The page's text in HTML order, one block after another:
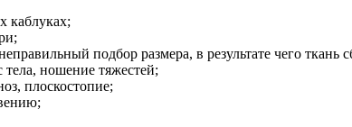
каблуках;
подбор размера, в результате чего ткань
ношение тяжестей;
плоскостопие;